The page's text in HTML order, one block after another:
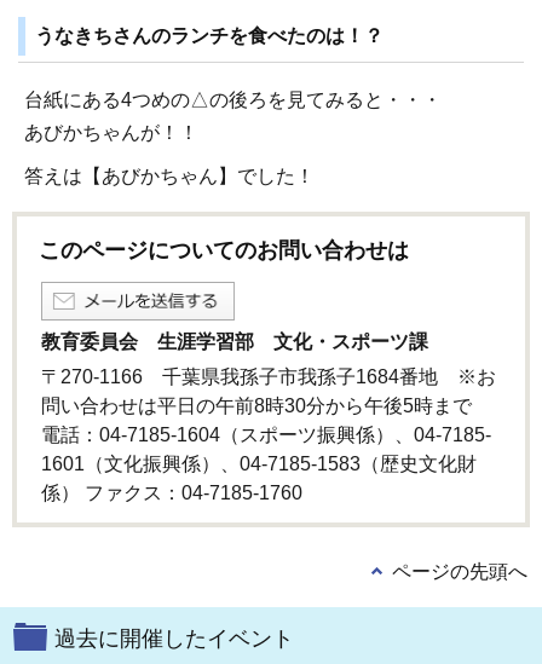
うなきちさんのランチを食べたのは！？
台紙にある4つめの△の後ろを見てみると・・・
あびかちゃんが！！
答えは【あびかちゃん】でした！
このページについてのお問い合わせは
教育委員会 生涯学習部 文化・スポーツ課
〒270-1166 千葉県我孫子市我孫子1684番地 ※お
問い合わせは平日の午前8時30分から午後5時まで
電話：04-7185-1604（スポーツ振興係）、04-7185-
1601（文化振興係）、04-7185-1583（歴史文化財
係） ファクス：04-7185-1760
ページの先頭へ
過去に開催したイベント